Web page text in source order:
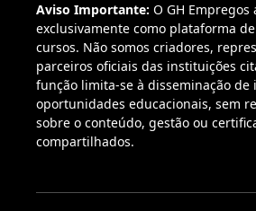
Aviso Importante: O GH Empregos
exclusivamente como plataforma
cursos. Não somos criadores,
parceiros oficiais das instituições
função limita-se à disseminação de
oportunidades educacionais, sem
sobre o conteúdo, gestão ou
compartilhados.